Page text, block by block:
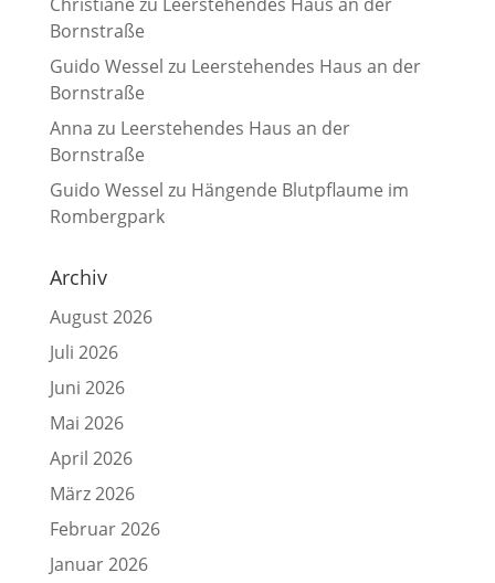
Bornstraße
Guido Wessel zu Leerstehendes Haus an der
Bornstraße
Anna zu Leerstehendes Haus an der
Bornstraße
Guido Wessel zu Hängende Blutpflaume im
Rombergpark
Archiv
August 2026
Juli 2026
Juni 2026
Mai 2026
April 2026
März 2026
Februar 2026
Januar 2026